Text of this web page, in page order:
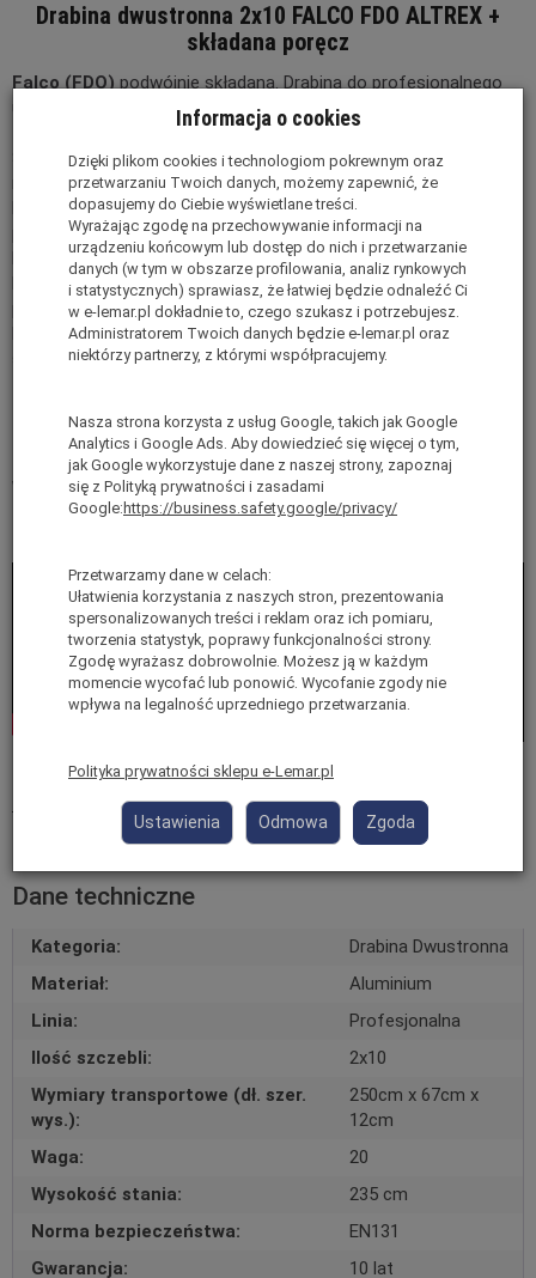
Drabina dwustronna 2x10 FALCO FDO ALTREX +
składana poręcz
Falco (FDO)podwójnie składana. Drabina do profesjonalnego
jest przeznaczona do intensywnego użytkowania.
Szara powłoka nie tylko wygląda stylowo, ale także jest odporna
na zabrudzenia i nie brudzi rąk.
Dzięki wzmocnionym elementom i dużym stopom masz
pewność stabilnej pracy.
Po złożeniu drabina jest kompaktowa i łatwa w transporcie.
Dzięki zabezpieczeniu przed samoczynnym rozkładaniem masz
pewność, że drabina nie rozłoży się w niekontrolowany sposób.
Dodatkowo, dzięki dużym antypoślizgowym stopom, stoisz
stabilnie i pewnie.
zabezpieczająca.
Waga około 18 kg
Informacje o producencie
Dane techniczne
Kategoria:
Drabina Dwustronna
Materiał:
Aluminium
Linia:
Profesjonalna
Ilość szczebli:
2x10
Wymiary transportowe (dł. szer.
wys.):
250cm x 67cm x
12cm
Waga:
20
Wysokość stania:
235 cm
Norma bezpieczeństwa:
EN131
Gwarancja:
10 lat
Informacja o cookies
Dzięki plikom cookies i technologiom pokrewnym oraz
przetwarzaniu Twoich danych, możemy zapewnić, że
dopasujemy do Ciebie wyświetlane treści.
Wyrażając zgodę na przechowywanie informacji na
urządzeniu końcowym lub dostęp do nich i przetwarzanie
danych (w tym w obszarze profilowania, analiz rynkowych
i statystycznych) sprawiasz, że łatwiej będzie odnaleźć Ci
w e-lemar.pl dokładnie to, czego szukasz i potrzebujesz.
Administratorem Twoich danych będzie e-lemar.pl oraz
niektórzy partnerzy, z którymi współpracujemy.
Nasza strona korzysta z usług Google, takich jak Google
Analytics i Google Ads. Aby dowiedzieć się więcej o tym,
jak Google wykorzystuje dane z naszej strony, zapoznaj
się z Polityką prywatności i zasadami
Google: https://business.safety.google/privacy/
Przetwarzamy dane w celach:
Ułatwienia korzystania z naszych stron, prezentowania
spersonalizowanych treści i reklam oraz ich pomiaru,
tworzenia statystyk, poprawy funkcjonalności strony.
Zgodę wyrażasz dobrowolnie. Możesz ją w każdym
momencie wycofać lub ponowić. Wycofanie zgody nie
wpływa na legalność uprzedniego przetwarzania.
Polityka prywatności sklepu e-Lemar.pl
Ustawienia Odmowa Zgoda